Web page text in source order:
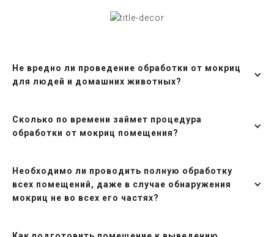
Не вредно ли проведение обработки от мокриц
для людей и домашних животных?
Сколько по времени займет процедура
обработки от мокриц помещения?
Необходимо ли проводить полную обработку
всех помещений, даже в случае обнаружения
мокриц не во всех его частях?